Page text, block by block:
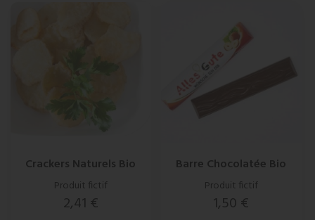
Crackers Naturels Bio
Produit fictif
Prix
2,41 €
Barre Chocolatée Bio
Produit fictif
Prix
1,50 €